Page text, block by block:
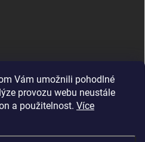
Vám umožnili pohodlné
provozu webu neustále
a použitelnost. Více